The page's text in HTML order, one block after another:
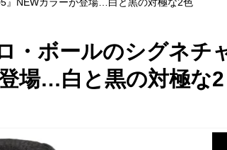
・ボールのシグネチ
場…白と黒の対極な2